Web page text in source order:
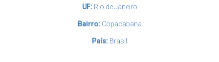
UF:Rio de Janeiro
Bairro:Copacabana
País: Brasil